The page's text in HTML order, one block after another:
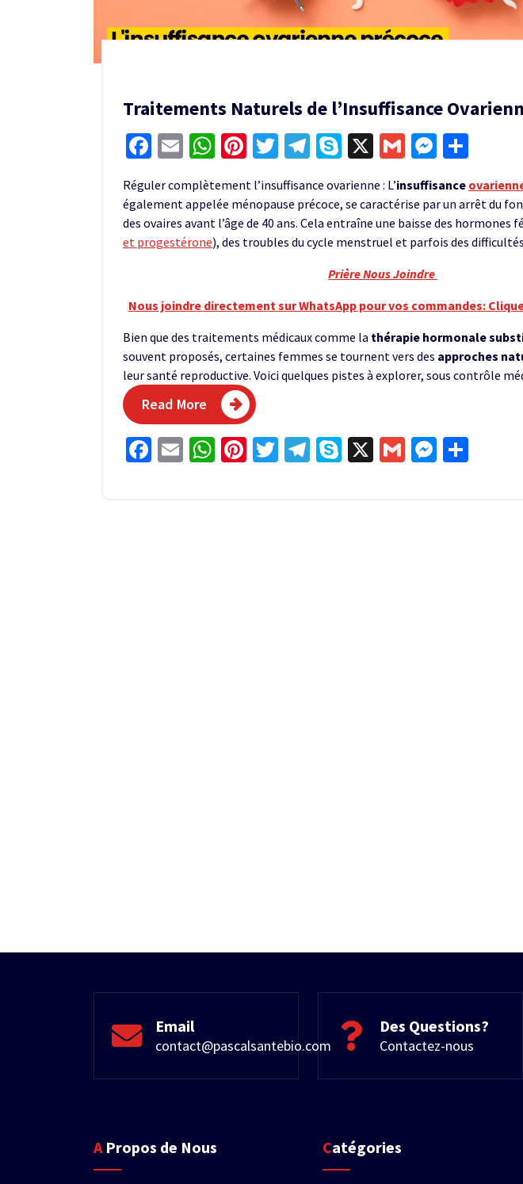
Traitements Naturels de l’Insuffisance
Facebook
EmailWhatsApp
Pinterest
Twitter
Telegram
Skype
X Gmail
Réguler complètement l’insuffisance ovarienne : L’insuffisance
également appelée ménopause précoce, se caractérise par un arrêt du
des ovaires avant l’âge de 40 ans. Cela entraîne une baisse des hormones
et progestérone), des troubles du cycle menstruel et parfois des
Prière Nous Joindre
Nous joindre directement sur WhatsApp pour vos commandes:
Bien que des traitements médicaux comme la thérapie hormonale
souvent proposés, certaines femmes se tournent vers des approches
leur santé reproductive. Voici quelques pistes à explorer, sous contrôle
Read More
Facebook
EmailWhatsApp
Pinterest
Twitter
Telegram
Skype
X Gmail
Email
contact@pascalsantebio.com
Des Questions?
Contactez-nous
A Propos de Nous Catégories